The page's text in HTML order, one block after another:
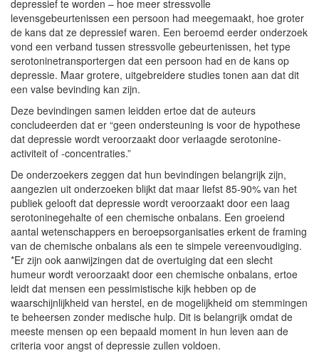
depressief te worden – hoe meer stressvolle
levensgebeurtenissen een persoon had meegemaakt, hoe groter
de kans dat ze depressief waren. Een beroemd eerder onderzoek
vond een verband tussen stressvolle gebeurtenissen, het type
serotoninetransportergen dat een persoon had en de kans op
depressie. Maar grotere, uitgebreidere studies tonen aan dat dit
een valse bevinding kan zijn.
Deze bevindingen samen leidden ertoe dat de auteurs
concludeerden dat er “geen ondersteuning is voor de hypothese
dat depressie wordt veroorzaakt door verlaagde serotonine-
activiteit of -concentraties.”
De onderzoekers zeggen dat hun bevindingen belangrijk zijn,
aangezien uit onderzoeken blijkt dat maar liefst 85-90% van het
publiek gelooft dat depressie wordt veroorzaakt door een laag
serotoninegehalte of een chemische onbalans. Een groeiend
aantal wetenschappers en beroepsorganisaties erkent de framing
van de chemische onbalans als een te simpele vereenvoudiging.
*Er zijn ook aanwijzingen dat de overtuiging dat een slecht
humeur wordt veroorzaakt door een chemische onbalans, ertoe
leidt dat mensen een pessimistische kijk hebben op de
waarschijnlijkheid van herstel, en de mogelijkheid om stemmingen
te beheersen zonder medische hulp. Dit is belangrijk omdat de
meeste mensen op een bepaald moment in hun leven aan de
criteria voor angst of depressie zullen voldoen.